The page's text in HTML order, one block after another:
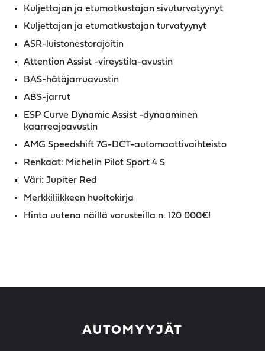
Kuljettajan ja etumatkustajan sivuturvatyynyt
Kuljettajan ja etumatkustajan turvatyynyt
ASR-luistonestorajoitin
Attention Assist -vireystila-avustin
BAS-hätäjarruavustin
ABS-jarrut
ESP Curve Dynamic Assist -dynaaminen
kaarreajoavustin
AMG Speedshift 7G-DCT-automaattivaihteisto
Renkaat: Michelin Pilot Sport 4 S
Väri: Jupiter Red
Merkkiliikkeen huoltokirja
Hinta uutena näillä varusteilla n. 120 000€!
AUTOMYYJÄT